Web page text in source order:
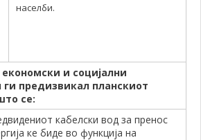
населби.
и социјални
ги предизвикал планскиот
се:
кабелски вод за пренос
ке биде во функција на